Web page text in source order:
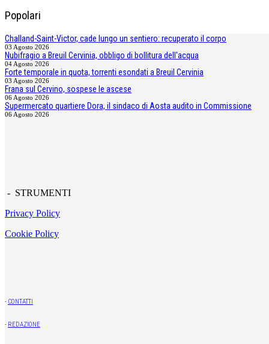
Popolari
Challand-Saint-Victor, cade lungo un sentiero: recuperato il corpo
03 Agosto 2026
Nubifragio a Breuil Cervinia, obbligo di bollitura dell'acqua
04 Agosto 2026
Forte temporale in quota, torrenti esondati a Breuil Cervinia
03 Agosto 2026
Frana sul Cervino, sospese le ascese
06 Agosto 2026
Supermercato quartiere Dora, il sindaco di Aosta audito in Commissione
06 Agosto 2026
- STRUMENTI
Privacy Policy
Cookie Policy
- CONTATTI
- REDAZIONE